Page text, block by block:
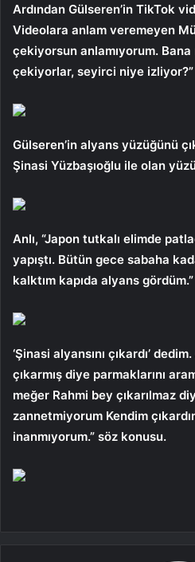
Ardından Gülseren’in TikTok
Videolara anlam veremeyen
çekiyorsun anlamıyorum.
çekiyorlar, seyirci niye
Gülseren’in alyans yüzüğünü
Şinasi Yüzbaşıoğlu ile olan
Anlı, “Japon tutkalı elimde
yapıştı. Bütün gece sabaha
kalktım kapıda alyans gördüm.”
‘Şinasi alyansını çıkardı’
çıkarmış diye parmaklarını
meğer Rahmi bey çıkarılmaz
zannetmiyorum Kendim
inanmıyorum.” söz konusu.